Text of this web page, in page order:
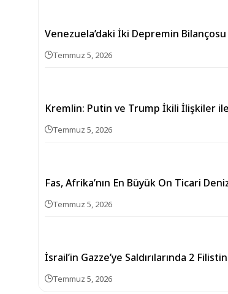
Venezuela’daki İki Depremin
Temmuz 5, 2026
Kremlin: Putin ve Trump İkili İlişkiler
Temmuz 5, 2026
Fas, Afrika’nın En Büyük On Ticari
Temmuz 5, 2026
İsrail’in Gazze’ye Saldırılarında 2
Temmuz 5, 2026